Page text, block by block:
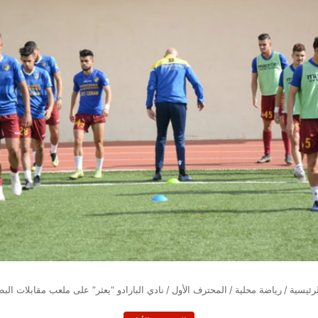
/ رياضة محلية / المحترف الأول / نادي البارادو “يعثر” على ملعب مقابلات